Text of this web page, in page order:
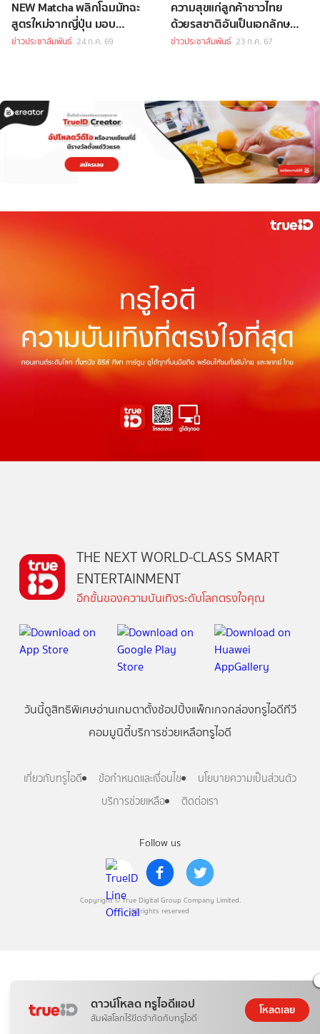
NEW Matcha พลิกโฉมมัทฉะ
สูตรใหม่จากญี่ปุ่น มอบ
รสชาติที่เข้มข้น กลมกล่อม
ข่าวประชาสัมพันธ์ 24 ก.ค. 69
ความสุขแก่ลูกค้าชาวไทย
ด้วยรสชาติอันเป็นเอกลักษณ์
และความพรีเมียมในราคาสุด
ข่าวประชาสัมพันธ์ 23 ก.ค. 67
ดาวน์โหลด ทรูไอดีแอป
สัมผัสโลกไร้ขีดจำกัดกับทรูไอดี
โหลดเลย
Follow us
Copyright © True Digital Group Company Limited.
All rights reserved
THE NEXT WORLD-CLASS SMART
ENTERTAINMENT
อีกขั้นของความบันเทิงระดับโลกตรงใจคุณ
วันนี้ดูสิทธิพิเศษอ่านเกมตาตั้งช้อปปิ้งแพ็กเกจกล่องทรูไอดีทีวี
คอมมูนิตี้บริการช่วยเหลือทรูไอดี
เกี่ยวกับทรูไอดี ข้อกำหนดและเงื่อนไข
นโยบายความเป็นส่วนตัว
บริการช่วยเหลือ
ติดต่อเรา